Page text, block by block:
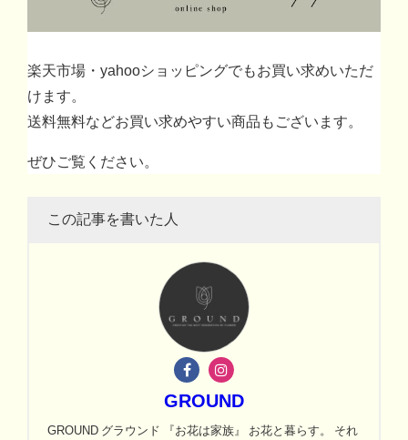
楽天市場・yahooショッピングでもお買い求めいただ
けます。
送料無料などお買い求めやすい商品もございます。
ぜひご覧ください。
この記事を書いた人
GROUND
GROUND グラウンド 『お花は家族』 お花と暮らす。 それ